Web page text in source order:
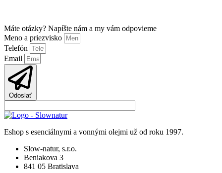
Máte otázky? Napíšte nám a my vám odpovieme
Meno a priezvisko
Telefón
Email
Odoslať
Eshop s esenciálnymi a vonnými olejmi už od roku 1997.
Slow-natur, s.r.o.
Beniakova 3
841 05 Bratislava